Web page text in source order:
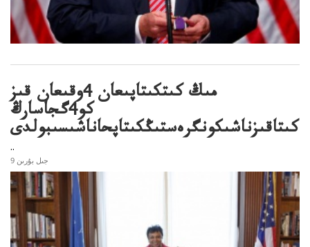
مىڭ كىتكىتاپىعان 4وقىعان قىز
كو4گجاسارڭ
كىتاقىزناشىكونگرەستىڭكىتاپحاناشىسىبولدى
..
9 جىل بۇرىن